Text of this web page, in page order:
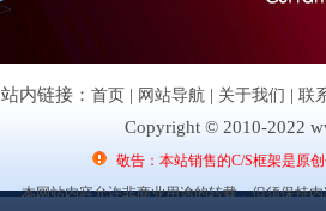
站内链接： 首页 | 网站导航 | 关于我们 | 联
Copyright © 2010-2022
敬告：本站销售的C/S框架是原
本网站内容允许非商业用途的转载，但须保持